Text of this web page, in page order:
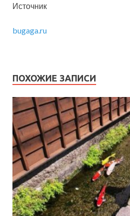
Источник
bugaga.ru
ПОХОЖИЕ ЗАПИСИ